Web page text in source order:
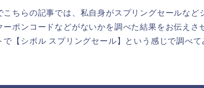
こちらの記事では、私自身がスプリングセールなど
ーポンコードなどがないかを調べた結果をお伝えさ
で【シボル スプリングセール】という感じで調べて